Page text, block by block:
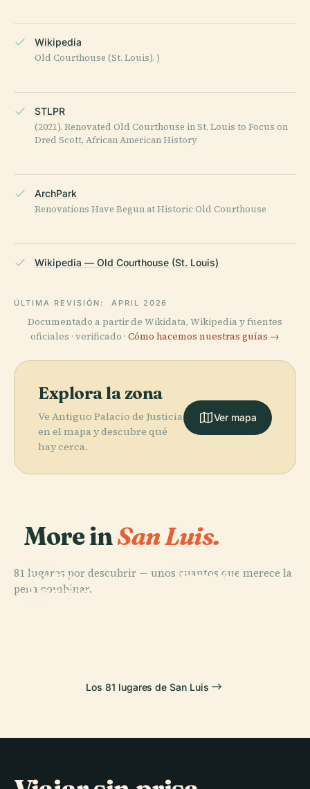
Wikipedia
Old Courthouse (St. Louis). )
STLPR
(2021). Renovated Old Courthouse in St. Louis to Focus on
Dred Scott, African American History
ArchPark
Renovations Have Begun at Historic Old Courthouse
Wikipedia — Old Courthouse (St. Louis)
ÚLTIMA REVISIÓN: APRIL 2026
Documentado a partir de Wikidata, Wikipedia y fuentes
oficiales · verificado · Cómo hacemos nuestras guías →
Explora la zona
Ve Antiguo Palacio de Justicia
en el mapa y descubre qué
hay cerca.
Ver mapa
More inSan Luis.
81 lugares por descubrir — unos cuantos que merece la
pena combinar.
Jardín
Botánico de
Parque
Memorial
Los 81 lugares de San Luis